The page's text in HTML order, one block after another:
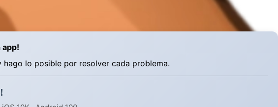
app!
lo posible por resolver cada problema.